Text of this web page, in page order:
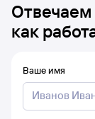
Отвечаем
как
Ваше имя